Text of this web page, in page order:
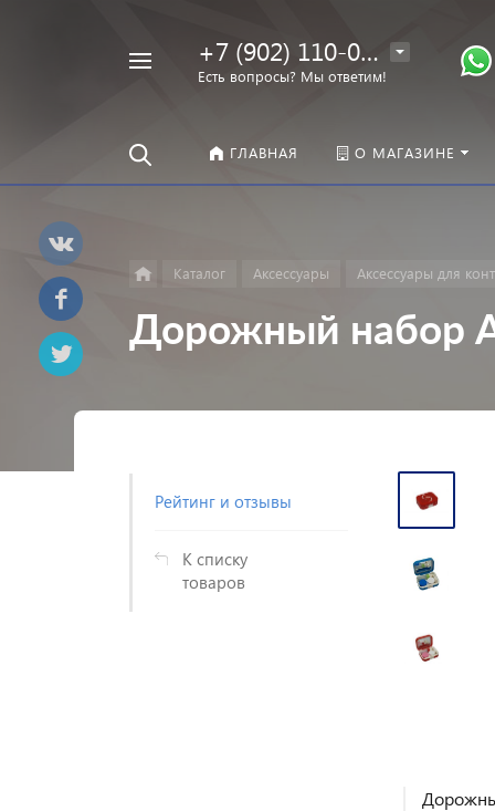
+7 (902) 110-00-22
Есть вопросы? Мы ответим!
ГЛАВНАЯ О МАГАЗИНЕ
Каталог Аксессуары Аксессуары для
Дорожный набор
Рейтинг и отзывы
К списку
товаров